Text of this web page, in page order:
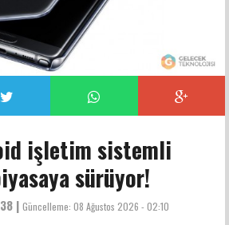
işletim sistemli
sürüyor!
| Güncelleme: 08 Ağustos 2026 - 02:10